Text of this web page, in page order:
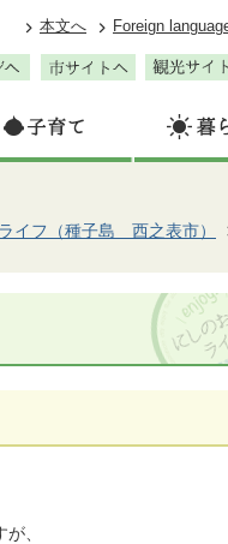
本文へ Foreign
イフ（種子島 西之表市）
、